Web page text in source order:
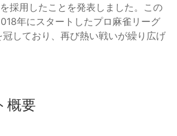
を採用したことを発表しました。この
年にスタートしたプロ麻雀リーグ
冠しており、再び熱い戦いが繰り広げ
概要